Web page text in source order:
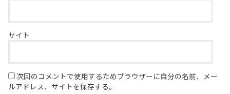
サイト
次回のコメントで使用するためブラウザーに自分の名前、メー
ルアドレス、サイトを保存する。